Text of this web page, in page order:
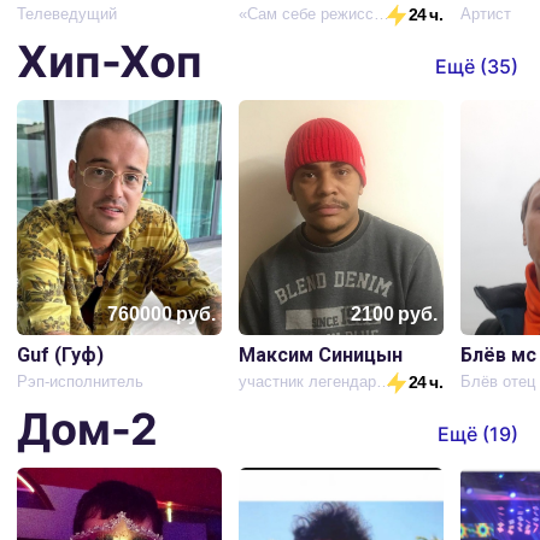
Телеведущий «Сам себе режиссёр» 24 ч. Артист
Хип-Хоп Ещё (35)
760000руб.
Guf (Гуф)
Рэп-исполнитель
2100руб.
Максим Синицын
участник легендарной группы kunteynir 24 ч.
Блёв мс
Блёв отец
Дом-2 Ещё (19)